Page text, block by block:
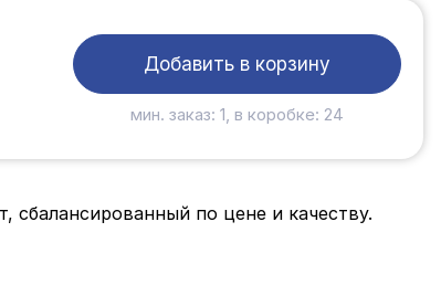
Добавить в корзину
мин. заказ: 1, в коробке: 24
сбалансированный по цене и качеству.